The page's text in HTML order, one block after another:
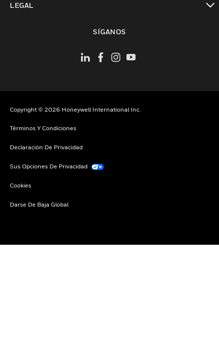
LEGAL
SÍGANOS
Copyright © 2026 Honeywell International Inc.
Términos Y Condiciones
Declaración De Privacidad
Sus Opciones De Privacidad
Cookies
Darse De Baja Global